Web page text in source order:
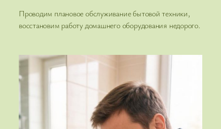
Проводим плановое обслуживание бытовой техники,
восстановим работу домашнего оборудования недорого.